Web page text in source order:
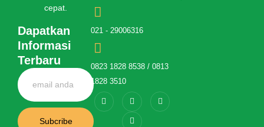
cepat.
Dapatkan
Informasi
Terbaru
Subcribe
021 - 29006316
0823 1828 8538 / 0813
1828 3510